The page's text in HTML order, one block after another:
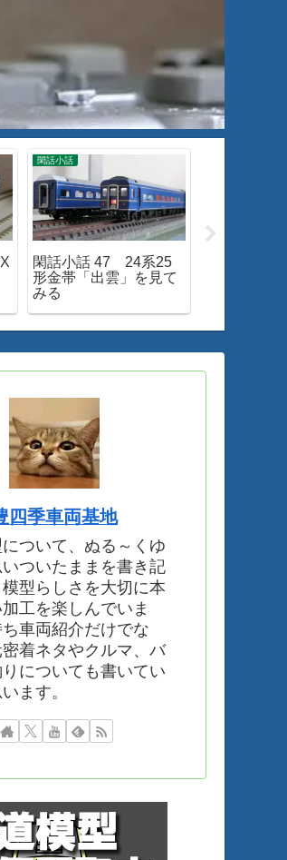
閑話小話
閑話小話 47 24系25
形金帯「出雲」を見て
みる
四季車両基地
ついて、ぬる～くゆ
ついたままを書き記
模型らしさを大切に本
工を楽しんでいま
車両紹介だけでな
密着ネタやクルマ、バ
についても書いてい
ます。